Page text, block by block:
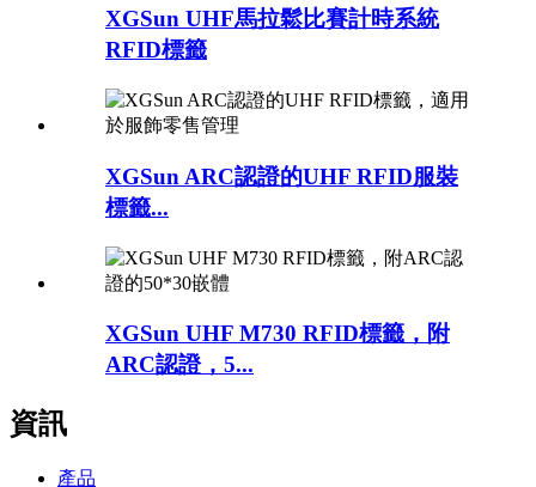
XGSun UHF馬拉鬆比賽計時系統
RFID標籤
XGSun ARC認證的UHF RFID服裝
標籤...
XGSun UHF M730 RFID標籤，附
ARC認證，5...
資訊
產品